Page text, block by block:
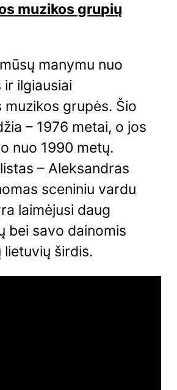
muzikos grupių
manymu nuo
ilgiausiai
grupės. Šio
– 1976 metai, o jos
nuo 1990 metų.
– Aleksandras
sceniniu vardu
laimėjusi daug
bei savo dainomis
širdis.